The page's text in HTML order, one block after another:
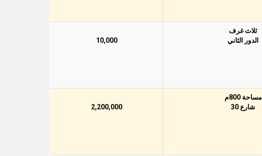
ثلاث غرف
الدور الثاني
10,000
مساحة 800م
شارع 30
2,200,000